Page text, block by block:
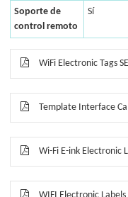
Soporte de
control remoto
Sí
WiFi Electronic Tags
Template Interface
Wi-Fi E-ink Electronic